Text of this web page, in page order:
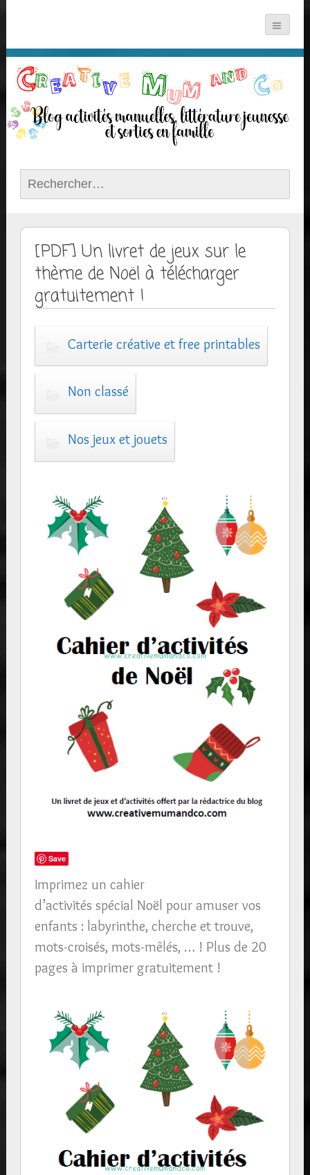
Rechercher :
[PDF] Un livret de jeux sur le
thème de Noël à télécharger
gratuitement !
Carterie créative et free printables
Non classé
Nos jeux et jouets
Save
Imprimez un cahier
d’activités spécial Noël pour amuser vos
enfants : labyrinthe, cherche et trouve,
mots-croisés, mots-mêlés, … ! Plus de 20
pages à imprimer gratuitement !